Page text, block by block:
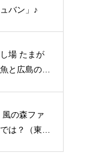
バン」♪
場 たまが
と広島の日
の森ファ
は？（東京